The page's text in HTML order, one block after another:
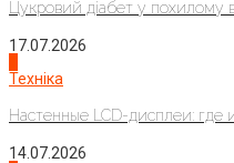
Цукровий діабет у похилому
17.07.2026
Техніка
Настенные LCD-дисплеи: где
14.07.2026